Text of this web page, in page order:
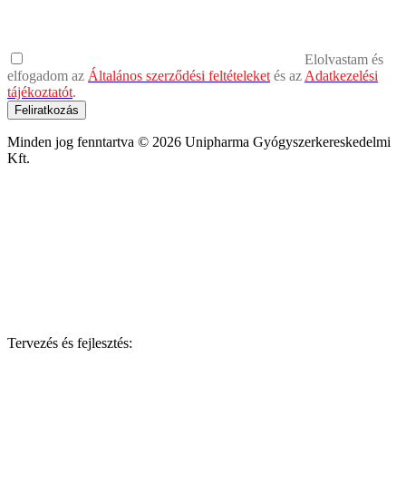
Elolvastam és
elfogadom az Általános szerződési feltételeket és az Adatkezelési
tájékoztatót.
Feliratkozás
Minden jog fenntartva © 2026 Unipharma Gyógyszerkereskedelmi
Kft.
Tervezés és fejlesztés: